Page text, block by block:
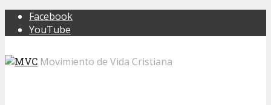
Facebook
YouTube
Movimiento de Vida Cristiana